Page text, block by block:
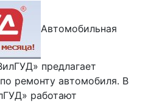
Автомобильная
предлагает
ремонту автомобиля. В
работают